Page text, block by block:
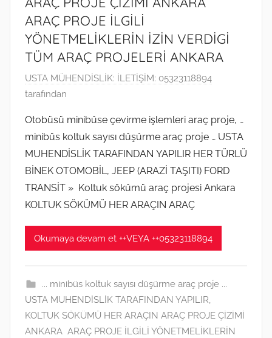
ş
ARAÇ PROJE İLGİLİ
YÖNETMELİKLERİN İZİN VERDİGİ
TÜM ARAÇ PROJELERİ ANKARA
2
K
s
ı
m
2
0
2
a
i
h
i
n
USTA MÜHENDİSLİK: İLETİŞİM: 05323118894
tarafından
Otobüsü minibüse çevirme işlemleri araç proje, …
minibüs koltuk sayısı düşürme araç proje … USTA
MUHENDİSLİK TARAFINDAN YAPILIR HER TÜRLÜ
BİNEK OTOMOBİL, JEEP (ARAZİ TAŞITI) FORD
TRANSİT » Koltuk sökümü araç projesi Ankara
KOLTUK SÖKÜMÜ HER ARAÇIN ARAÇ
Okumaya devam et ++VEYA ++05323118894
... minibüs koltuk sayısı düşürme araç proje ...
USTA MUHENDİSLİK TARAFINDAN YAPILIR,
KOLTUK SÖKÜMÜ HER ARAÇIN ARAÇ PROJE ÇİZİMİ
ANKARA ARAÇ PROJE İLGİLİ YÖNETMELİKLERİN